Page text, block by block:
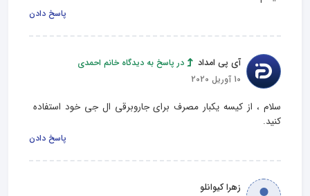
پاسخ دادن
آی پی امداد
در پاسخ به دیدگاه خانم احمدی
10 آوریل 2020
سلام ، از کیسه یکبار مصرف برای جاروبرقی ال جی خود استفاده
کنید.
پاسخ دادن
زهرا کیوانلو